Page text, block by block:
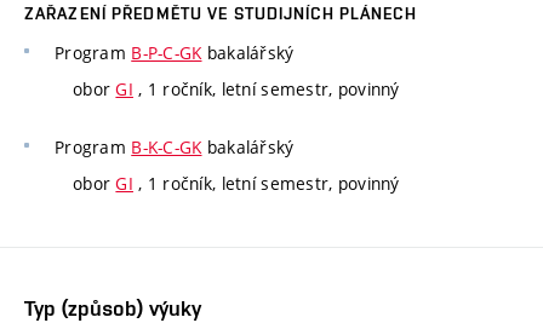
ZAŘAZENÍ PŘEDMĚTU VE STUDIJNÍCH PLÁNECH
Program B-P-C-GKbakalářský
oborGI , 1 ročník, letní semestr, povinný
Program B-K-C-GK bakalářský
oborGI , 1 ročník, letní semestr, povinný
Typ (způsob) výuky